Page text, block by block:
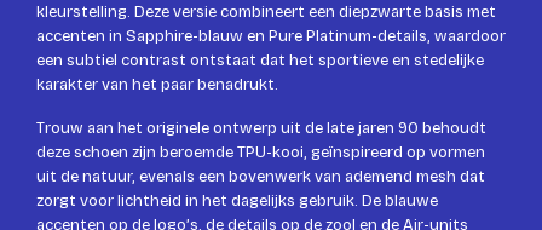
kleurstelling. Deze versie combineert een diepzwarte basis met
accenten in Sapphire-blauw en Pure Platinum-details, waardoor
een subtiel contrast ontstaat dat het sportieve en stedelijke
karakter van het paar benadrukt.
Trouw aan het originele ontwerp uit de late jaren 90 behoudt
deze schoen zijn beroemde TPU-kooi, geïnspireerd op vormen
uit de natuur, evenals een bovenwerk van ademend mesh dat
zorgt voor lichtheid in het dagelijks gebruik. De blauwe
accenten op de logo’s, de details op de zool en de Air-units